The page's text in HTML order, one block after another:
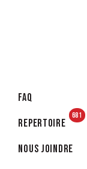
FAQ
Repertoire
681
Nous joindre